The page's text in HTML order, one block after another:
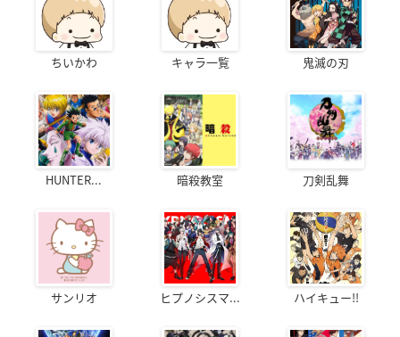
ちいかわ キャラ一覧 鬼滅の刃
HUNTER... 暗殺教室 刀剣乱舞
サンリオ ヒプノシスマ... ハイキュー!!